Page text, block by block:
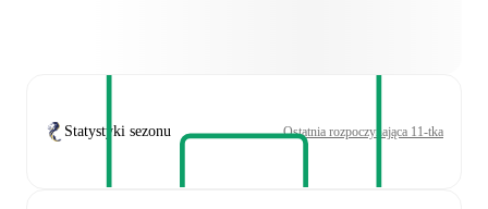
Statystyki sezonu Ostatnia rozpoczynająca 11-tka